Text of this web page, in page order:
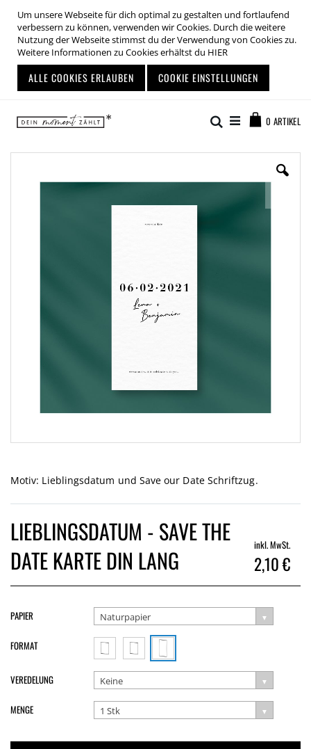
Um unsere Webseite für dich optimal zu gestalten und fortlaufend
verbessern zu können, verwenden wir Cookies. Durch die weitere
Nutzung der Webseite stimmst du der Verwendung von Cookies zu.
Weitere Informationen zu Cookies erhältst du HIER
ALLE COOKIES ERLAUBEN COOKIE EINSTELLUNGEN
Inhalt
springen
0 ARTIKEL
Suche
der
Bildgalerie
Motiv: Lieblingsdatum und Save our Date Schriftzug.
LIEBLINGSDATUM - SAVE THE
DATE KARTE DIN LANG
inkl. MwSt.
2,10 €
MENGE 1 Stk
PAPIER Naturpapier
FORMAT
VEREDELUNG Keine